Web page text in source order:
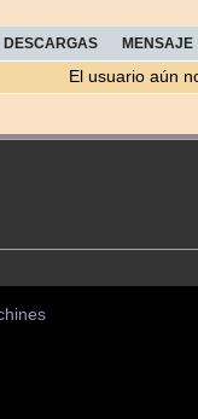
DESCARGAS MENSAJE
El usuario aún